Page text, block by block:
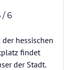
/ 6
hessischen
findet
der Stadt.